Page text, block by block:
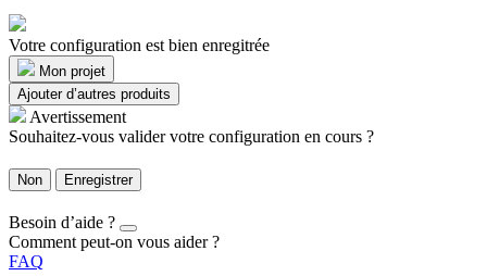
Votre configuration est bien enregitrée
Mon projet
Ajouter d’autres produits
Avertissement
Souhaitez-vous valider votre configuration en cours ?
Non Enregistrer
Besoin d’aide ?
Comment peut-on vous aider ?
FAQ